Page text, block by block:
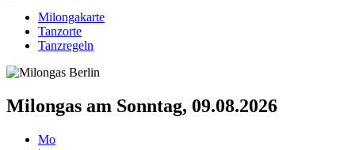
Milongakarte
Tanzorte
Tanzregeln
Milongas am Sonntag, 09.08.2026
Mo